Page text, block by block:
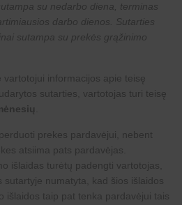
su nedarbo diena, terminas
darbo dienos. Sutarties
sutampa su prekės grąžinimo
informacijos apie teisę
sutarties, vartotojas turi teisę
prekes pardavėjui, nebent
atsiima pats pardavėjas.
išlaidas turėtų padengti vartotojas,
numatyta, kad šios išlaidos
išlaidos taip pat tenka pardavėjui tais